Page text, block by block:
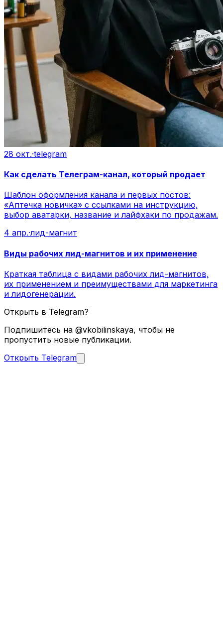
28 окт.·telegram
Как сделать Телеграм-канал, который продает
Шаблон оформления канала и первых постов:
«Аптечка новичка» с ссылками на инструкцию,
выбор аватарки, название и лайфхаки по продажам.
4 апр.·лид-магнит
Виды рабочих лид-магнитов и их применение
Краткая таблица с видами рабочих лид-магнитов,
их применением и преимуществами для маркетинга
и лидогенерации.
Открыть в Telegram?
Подпишитесь на @vkobilinskaya, чтобы не
пропустить новые публикации.
Открыть Telegram